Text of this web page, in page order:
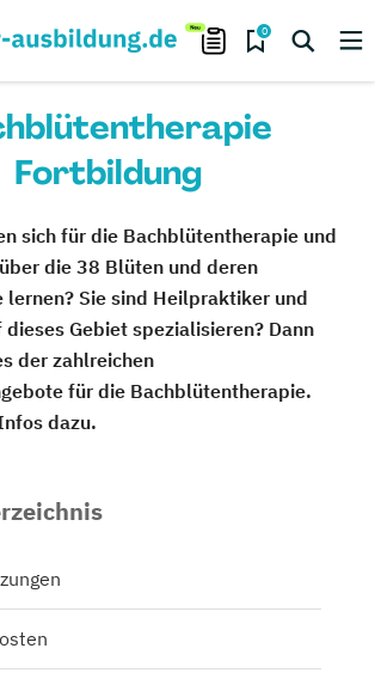
0
Fortbildung
sich für die Bachblütentherapie und
die 38 Blüten und deren
lernen? Sie sind Heilpraktiker und
Gebiet spezialisieren? Dann
der zahlreichen
für die Bachblütentherapie.
dazu.